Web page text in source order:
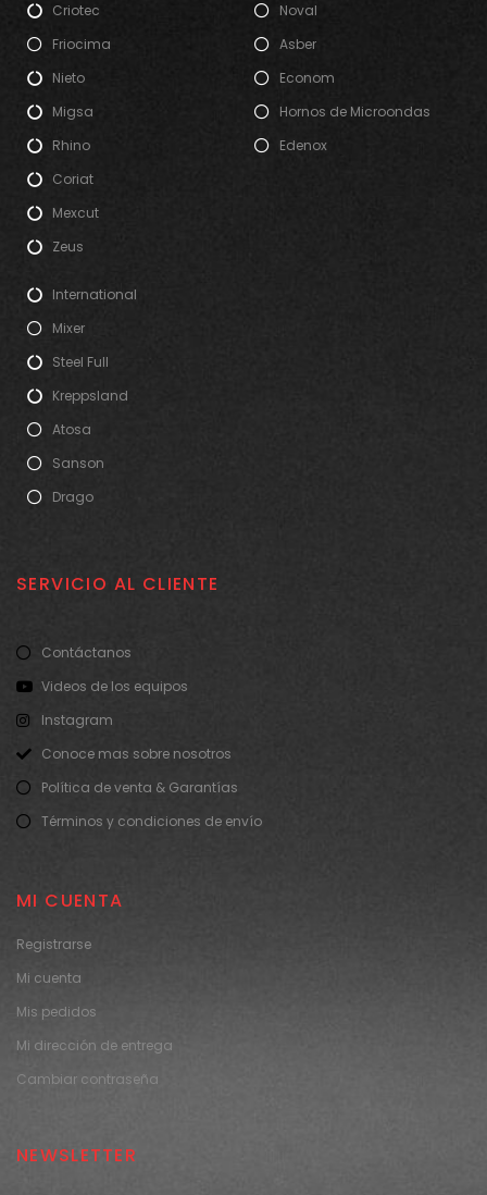
Criotec
Friocima
Nieto
Migsa
Rhino
Coriat
Mexcut
Zeus
Noval
Asber
Econom
Hornos de Microondas
Edenox
International
Mixer
Steel Full
Kreppsland
Atosa
Sanson
Drago
SERVICIO AL CLIENTE
Contáctanos
Videos de los equipos
Instagram
Conoce mas sobre nosotros
Política de venta & Garantías
Términos y condiciones de envío
MI CUENTA
Registrarse
Mi cuenta
Mis pedidos
Mi dirección de entrega
Cambiar contraseña
NEWSLETTER